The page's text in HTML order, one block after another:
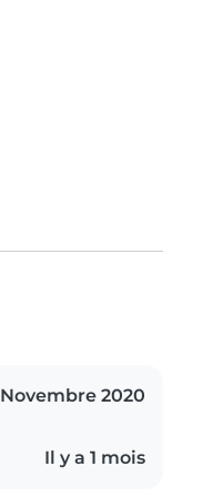
Novembre 2020
Il y a 1 mois